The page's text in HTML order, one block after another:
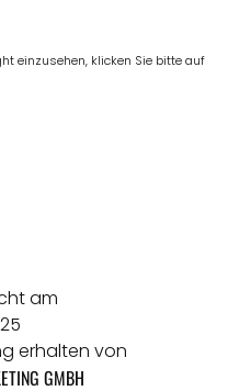
einzusehen, klicken Sie bitte auf
am
erhalten von
GMBH